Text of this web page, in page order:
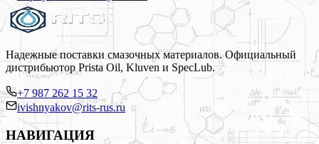
Надежные поставки смазочных материалов. Официальный
дистрибьютор Prista Oil, Kluven и SpecLub.
+7 987 262 15 32
ivishnyakov@rits-rus.ru
НАВИГАЦИЯ